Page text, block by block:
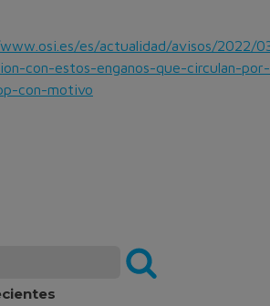
es/actualidad/avisos/2022/
con-estos-enganos-que-circulan-por-
con-motivo